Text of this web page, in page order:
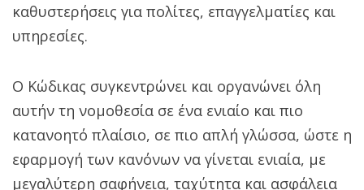
καθυστερήσεις για πολίτες, επαγγελματίες και
υπηρεσίες.
Ο Κώδικας συγκεντρώνει και οργανώνει όλη
αυτήν τη νομοθεσία σε ένα ενιαίο και πιο
κατανοητό πλαίσιο, σε πιο απλή γλώσσα, ώστε η
εφαρμογή των κανόνων να γίνεται ενιαία, με
μεγαλύτερη σαφήνεια, ταχύτητα και ασφάλεια